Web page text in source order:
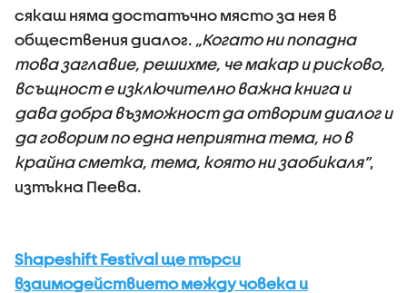
сякаш няма достатъчно място за нея в
обществения диалог. „Когато ни попадна
това заглавие, решихме, че макар и рисково,
всъщност е изключително важна книга и
дава добра възможност да отворим диалог и
да говорим по една неприятна тема, но в
крайна сметка, тема, която ни заобикаля”,
изтъкна Пеева.
Shapeshift Festival ще търси
взаимодействието между човека и